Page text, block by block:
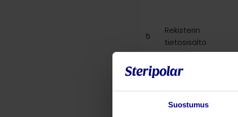
Suostumus
5
Rekisterin
tietosisältö